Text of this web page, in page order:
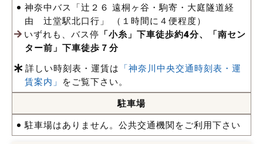
神奈中バス「辻２６ 遠桐ヶ谷・駒寄・大庭隧道経
由 辻堂駅北口行」 （１時間に４便程度）
いずれも、バス停 「小糸」下車徒歩約4分、「南セン
ター前」下車徒歩７分
詳しい時刻表・運賃は 「神奈川中央交通時刻表・運
賃案内」 をご覧下さい。
駐車場
駐車場はありません。公共交通機関をご利用下さい